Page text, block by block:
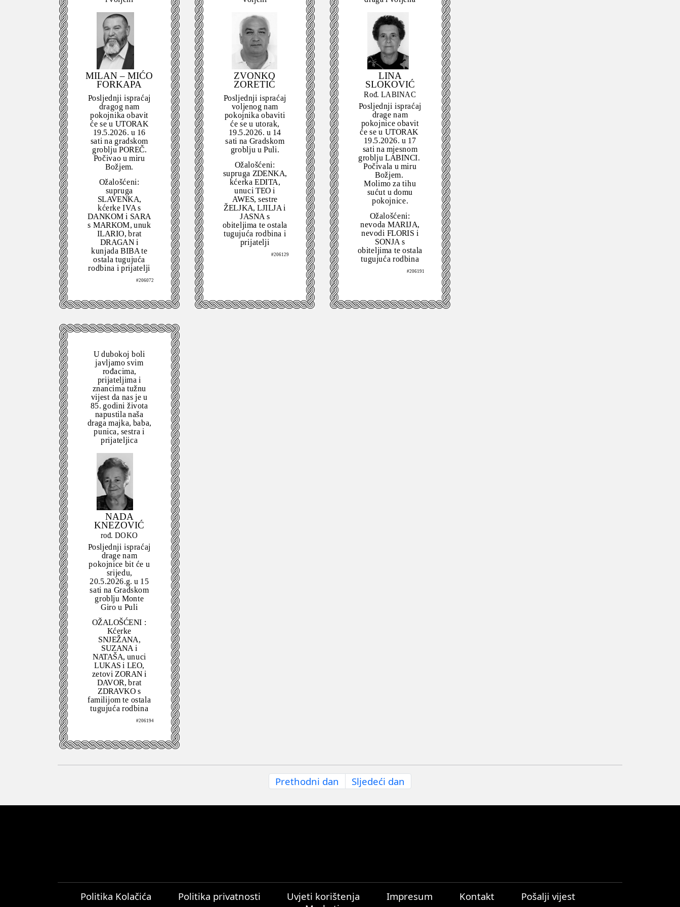
MILAN – MIĆO
FORKAPA
Posljednji ispraćaj
dragog nam
pokojnika obavit
će se u UTORAK
19.5.2026. u 16
sati na gradskom
groblju POREČ.
Počivao u miru
Božjem.
Ožalošćeni:
supruga
SLAVENKA,
kćerke IVA s
DANKOM i SARA
s MARKOM, unuk
ILARIO, brat
DRAGAN i
kunjada BIBA te
ostala tugujuća
rodbina i prijatelji
#206072
ZVONKO
ZORETIĆ
Posljednji ispraćaj
voljenog nam
pokojnika obaviti
će se u utorak,
19.5.2026. u 14
sati na Gradskom
groblju u Puli.
Ožalošćeni:
supruga ZDENKA,
kćerka EDITA,
unuci TEO i
AWES, sestre
ŽELJKA, LJILJA i
JASNA s
obiteljima te ostala
tugujuća rodbina i
prijatelji
#206129
LINA
SLOKOVIĆ
Rođ. LABINAC
Posljednji ispraćaj
drage nam
pokojnice obavit
će se u UTORAK
19.5.2026. u 17
sati na mjesnom
groblju LABINCI.
Počivala u miru
Božjem.
Molimo za tihu
sućut u domu
pokojnice.
Ožalošćeni:
nevoda MARIJA,
nevodi FLORIS i
SONJA s
obiteljima te ostala
tugujuća rodbina
#206191
U dubokoj boli
javljamo svim
rođacima,
prijateljima i
znancima tužnu
vijest da nas je u
85. godini života
napustila naša
draga majka, baba,
punica, sestra i
prijateljica
NADA
KNEZOVIĆ
rođ. DOKO
Posljednji ispraćaj
drage nam
pokojnice bit će u
srijedu,
20.5.2026.g. u 15
sati na Gradskom
groblju Monte
Giro u Puli
OŽALOŠĆENI :
Kćerke
SNJEŽANA,
SUZANA i
NATAŠA, unuci
LUKAS i LEO,
zetovi ZORAN i
DAVOR, brat
ZDRAVKO s
familijom te ostala
tugujuća rodbina
#206194
Prethodni dan Sljedeći dan
Politika Kolačića Politika privatnosti Uvjeti korištenja Impresum Kontakt
Pošalji vijest